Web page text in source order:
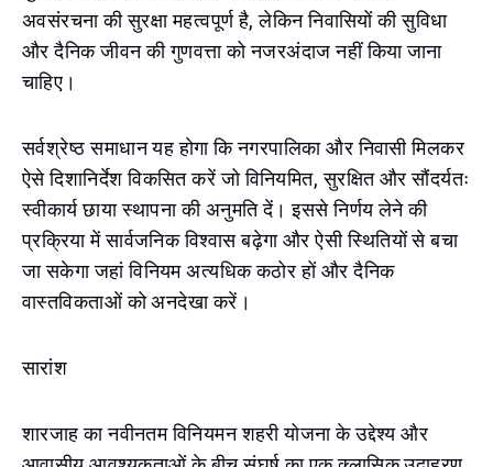
अवसंरचना की सुरक्षा महत्वपूर्ण है, लेकिन निवासियों की सुविधा
और दैनिक जीवन की गुणवत्ता को नजरअंदाज नहीं किया जाना
चाहिए।
सर्वश्रेष्ठ समाधान यह होगा कि नगरपालिका और निवासी मिलकर
ऐसे दिशानिर्देश विकसित करें जो विनियमित, सुरक्षित और सौंदर्यतः
स्वीकार्य छाया स्थापना की अनुमति दें। इससे निर्णय लेने की
प्रक्रिया में सार्वजनिक विश्वास बढ़ेगा और ऐसी स्थितियों से बचा
जा सकेगा जहां विनियम अत्यधिक कठोर हों और दैनिक
वास्तविकताओं को अनदेखा करें।
सारांश
शारजाह का नवीनतम विनियमन शहरी योजना के उद्देश्य और